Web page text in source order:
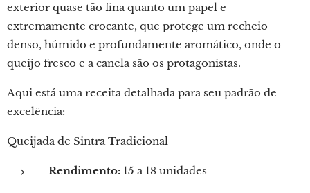
exterior quase tão fina quanto um papel e
extremamente crocante, que protege um recheio
denso, húmido e profundamente aromático, onde o
queijo fresco e a canela são os protagonistas.
Aqui está uma receita detalhada para seu padrão de
excelência:
Queijada de Sintra Tradicional
Rendimento: 15 a 18 unidades